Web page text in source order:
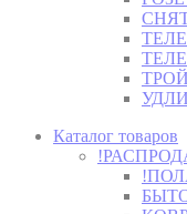
Каталог товаров